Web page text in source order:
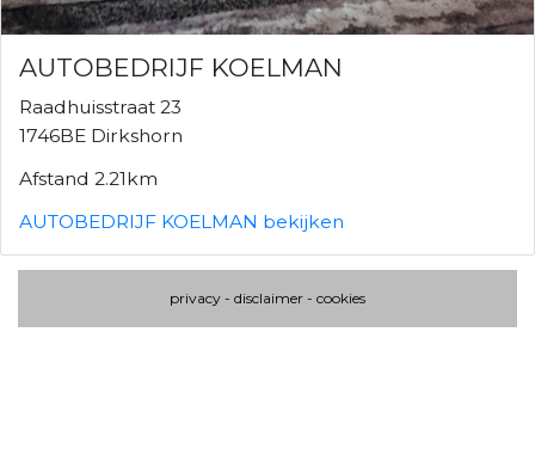
AUTOBEDRIJF KOELMAN
Raadhuisstraat 23
1746BE Dirkshorn
Afstand 2.21km
AUTOBEDRIJF KOELMAN bekijken
privacy - disclaimer - cookies